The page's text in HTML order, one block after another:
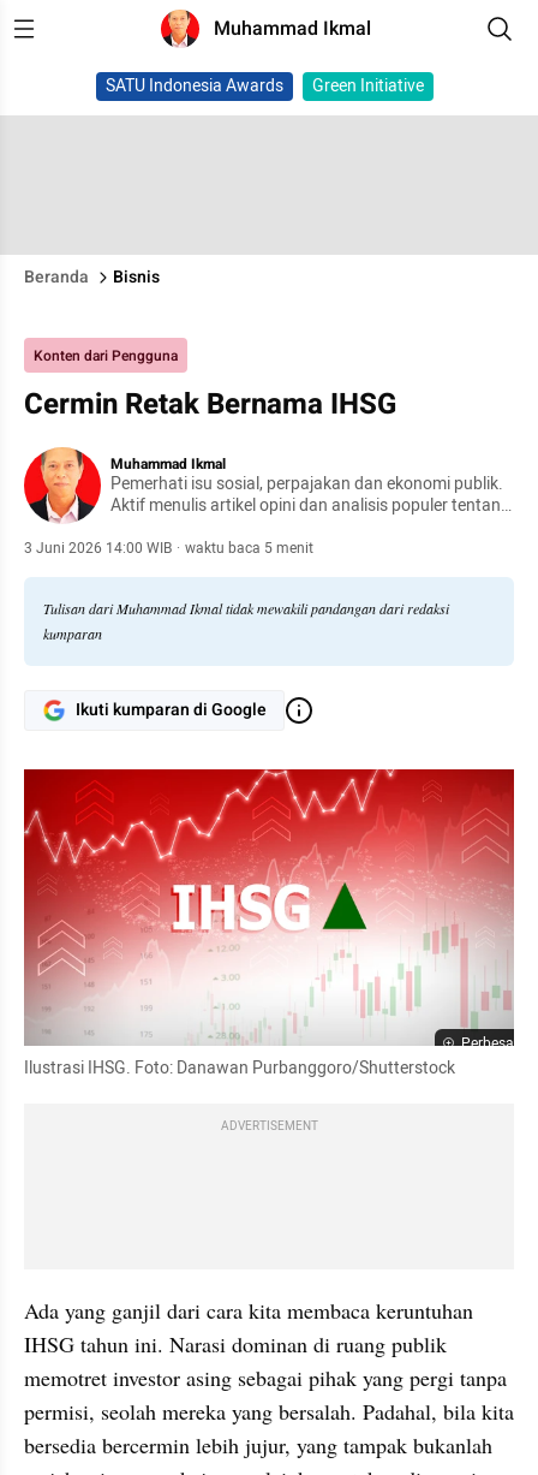
Muhammad Ikmal
SATU Indonesia Awards Green Initiative
Beranda Bisnis
Konten dari Pengguna
Cermin Retak Bernama IHSG
Muhammad Ikmal
Pemerhati isu sosial, perpajakan dan ekonomi publik.
Aktif menulis artikel opini dan analisis populer tentang
serta reformasi tata kelola fiskal.
3 Juni 2026 14:00 WIB · waktu baca 5 menit
Tulisan dari Muhammad Ikmal tidak mewakili pandangan dari redaksi
kumparan
Ikuti kumparan di Google
Perbesar
Ilustrasi IHSG. Foto: Danawan Purbanggoro/Shutterstock
ADVERTISEMENT
Ada yang ganjil dari cara kita membaca keruntuhan
IHSG tahun ini. Narasi dominan di ruang publik
memotret investor asing sebagai pihak yang pergi tanpa
permisi, seolah mereka yang bersalah. Padahal, bila kita
bersedia bercermin lebih jujur, yang tampak bukanlah